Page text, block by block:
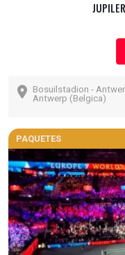
Bosuilstadion -
Antwerp (Belgica)
PAQUETES